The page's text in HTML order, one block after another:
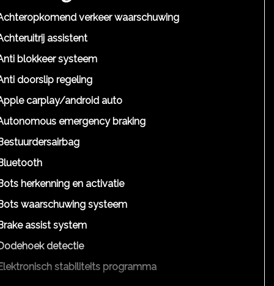
verkeer waarschuwing
assistent
blokkeer systeem
doorslip regeling
carplay/android auto
emergency braking
herkenning en activatie
waarschuwing systeem
assist system
detectie
stabiliteits programma